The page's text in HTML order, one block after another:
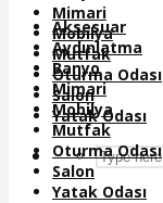
Mimari
Mobilya
Mutfak
Oturma Odası
Salon
Yatak Odası
Aksesuar
Aydınlatma
Banyo
Mimari
Mobilya
Mutfak
Oturma Odası
Salon
Yatak Odası